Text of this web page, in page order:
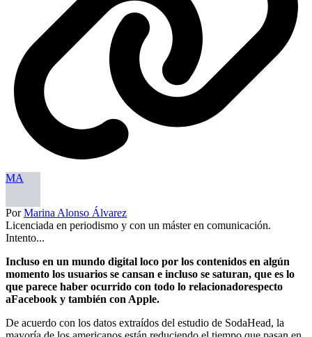
MA
PorMarina Alonso Álvarez
Licenciada en periodismo y con un máster en comunicación.
Intento...
Incluso en un mundo digital loco por los contenidos en algún
momento los usuarios se cansan e incluso se saturan, que es lo
que parece haber ocurrido con todo lo relacionadorespecto
aFacebook y también con Apple.
De acuerdo con los datos extraídos del estudio de SodaHead, la